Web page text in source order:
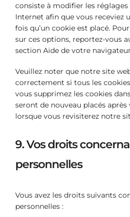
consiste à modifier les
Internet afin que vous receviez
fois qu’un cookie est placé.
sur ces options, reportez-vous
section Aide de votre
Veuillez noter que notre site
correctement si tous les
vous supprimez les cookies
seront de nouveau placés
lorsque vous revisiterez notre
9. Vos droits
personnelles
Vous avez les droits suivants
personnelles :